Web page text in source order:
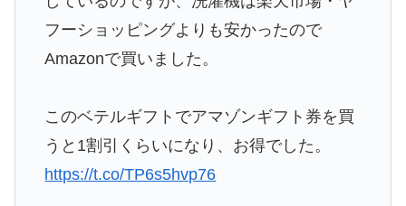
フーショッピングよりも安かったので
Amazonで買いました。
このベテルギフトでアマゾンギフト券を買
うと1割引くらいになり、お得でした。
https://t.co/TP6s5hvp76